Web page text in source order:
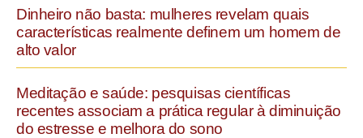
Dinheiro não basta: mulheres revelam quais
características realmente definem um homem de
alto valor
Meditação e saúde: pesquisas científicas
recentes associam a prática regular à diminuição
do estresse e melhora do sono